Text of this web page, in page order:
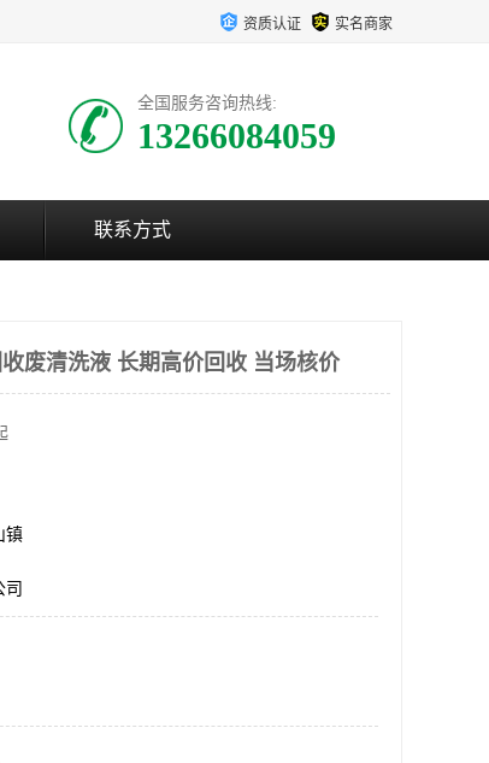
资质认证 实名商家
全国服务咨询热线:
13266084059
联系方式
废清洗液 长期高价回收 当场核价
镇